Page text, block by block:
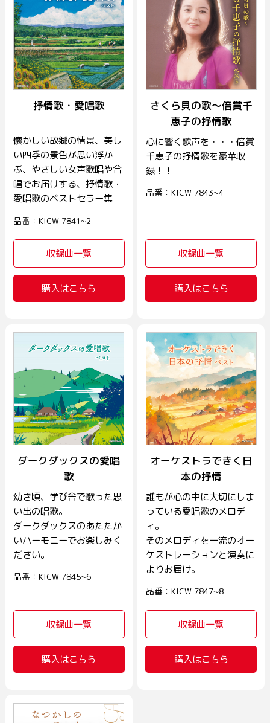
抒情歌・愛唱歌
懐かしい故郷の情景、美し
い四季の景色が思い浮か
ぶ、やさしい女声歌唱や合
唱でお届けする、抒情歌・
愛唱歌のベストセラー集
品番：KICW 7841~2
収録曲一覧
購入はこちら
さくら貝の歌～倍賞千
恵子の抒情歌
心に響く歌声を・・・倍賞
千恵子の抒情歌を豪華収
録！！
品番：KICW 7843~4
収録曲一覧
購入はこちら
ダークダックスの愛唱
歌
幼き頃、学び舎で歌った思
い出の唱歌。
ダークダックスのあたたか
いハーモニーでお楽しみく
ださい。
品番：KICW 7845~6
収録曲一覧
購入はこちら
オーケストラできく日
本の抒情
誰もが心の中に大切にしま
っている愛唱歌のメロデ
ィ。
そのメロディを一流のオー
ケストレーションと演奏に
よりお届け。
品番：KICW 7847~8
収録曲一覧
購入はこちら